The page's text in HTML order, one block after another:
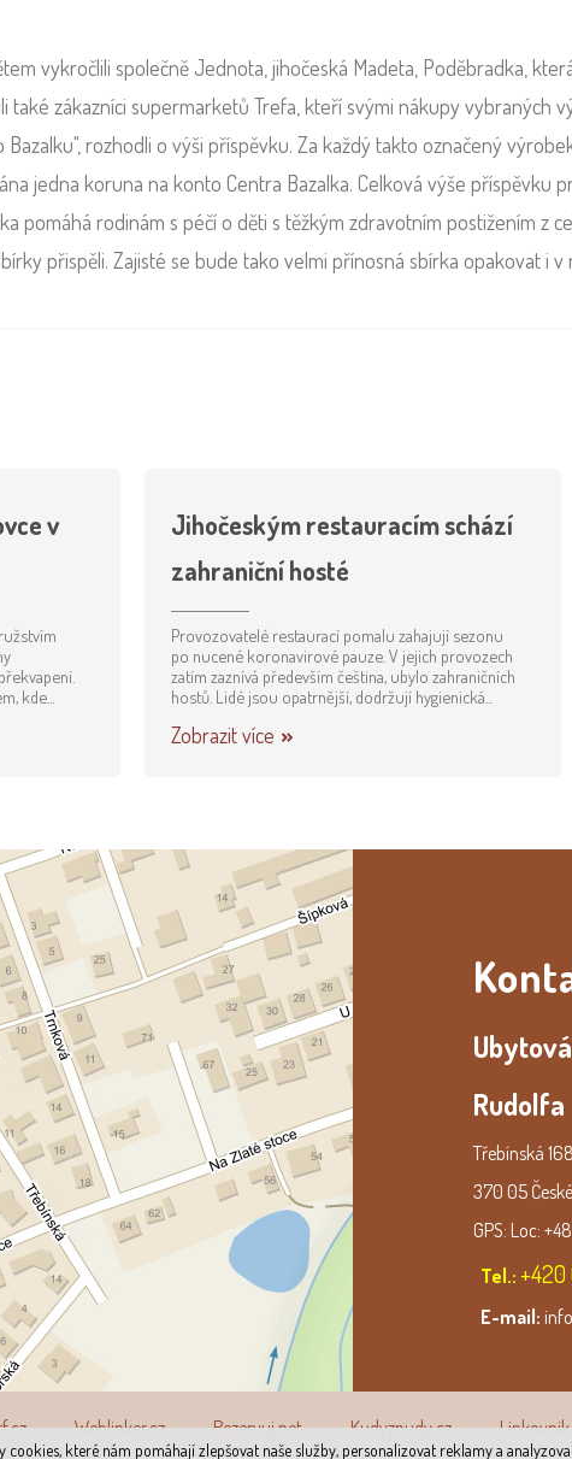
které nám pomáhají zlepšovat naše služby, personalizovat reklamy a
vykročlili společně Jednota, jihočeská Madeta, Poděbradka,
také zákazníci supermarketů Trefa, kteří svými nákupy vybraných
Bazalku", rozhodli o výši příspěvku. Za každý takto označený
jedna koruna na konto Centra Bazalka. Celková výše příspěvku
pomáhá rodinám s péčí o děti s těžkým zdravotním postižením z
přispěli. Zajisté se bude tako velmi přínosná sbírka opakovat i v
v
kde...
Jihočeským restauracím schází
zahraniční hosté
Provozovatelé restaurací pomalu zahajují sezonu
po nucené koronavirové pauze. V jejich provozech
zatím zaznívá především čeština, ubylo zahraničních
hostů. Lidé jsou opatrnější, dodržují hygienická...
Zobrazit více
Rudolfa
Třebínská
370 05
GPS: Loc:
Tel.: +420
E-mail:
Weblinker.cz Rezervuj.net Kudyznudy.cz